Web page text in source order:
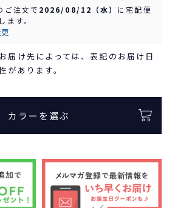
ご注文で 2026/08/12（水） に宅配便
ます。
届け先によっては、表記のお届け日
があります。
カラーを選ぶ